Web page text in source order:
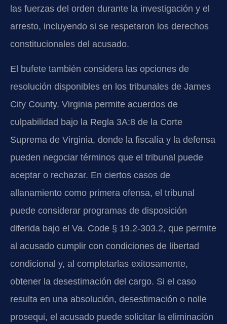
las fuerzas del orden durante la investigación y el
arresto, incluyendo si se respetaron los derechos
constitucionales del acusado.
El bufete también considera las opciones de
resolución disponibles en los tribunales de James
City County. Virginia permite acuerdos de
culpabilidad bajo la Regla 3A:8 de la Corte
Suprema de Virginia, donde la fiscalía y la defensa
pueden negociar términos que el tribunal puede
aceptar o rechazar. En ciertos casos de
allanamiento como primera ofensa, el tribunal
puede considerar programas de disposición
diferida bajo el Va. Code § 19.2-303.2, que permite
al acusado cumplir con condiciones de libertad
condicional y, al completarlas exitosamente,
obtener la desestimación del cargo. Si el caso
resulta en una absolución, desestimación o nolle
prosequi, el acusado puede solicitar la eliminación